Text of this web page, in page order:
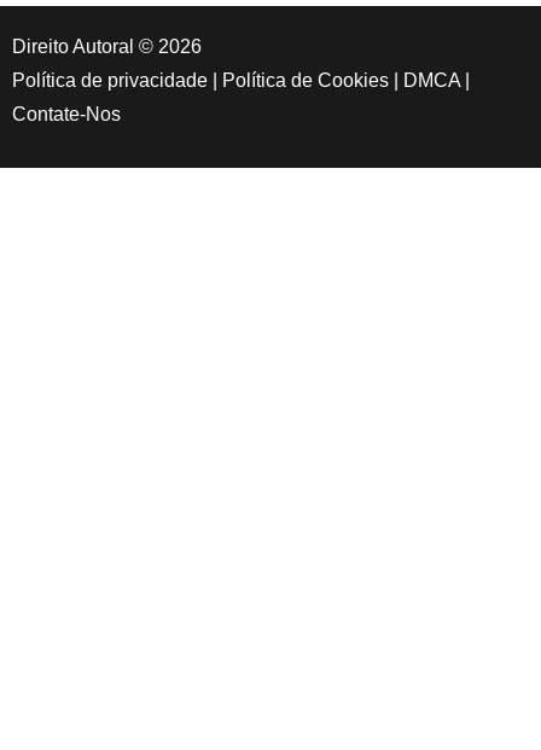
Direito Autoral © 2026
Política de privacidade
Política de Cookies DMCA
Contate-Nos